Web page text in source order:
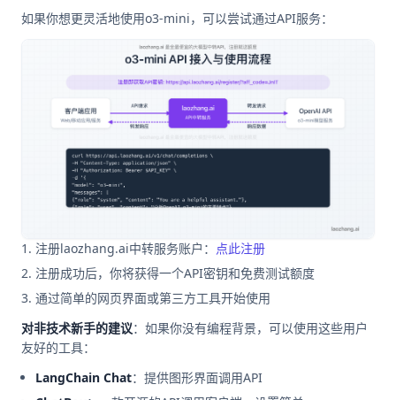
如果你想更灵活地使用o3-mini，可以尝试通过API服务：
注册laozhang.ai中转服务账户： 点此注册
注册成功后，你将获得一个API密钥和免费测试额度
通过简单的网页界面或第三方工具开始使用
对非技术新手的建议：如果你没有编程背景，可以使用这些用户
友好的工具：
LangChain Chat：提供图形界面调用API